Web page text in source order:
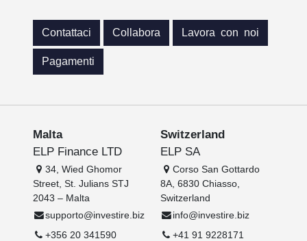
Contattaci Collabora Lavora con noi
Pagamenti
Malta
ELP Finance LTD
34, Wied Ghomor
Street, St. Julians STJ
2043 – Malta
supporto@investire.biz
+356 20 341590
Switzerland
ELP SA
Corso San Gottardo
8A, 6830 Chiasso,
Switzerland
info@investire.biz
+41 91 9228171